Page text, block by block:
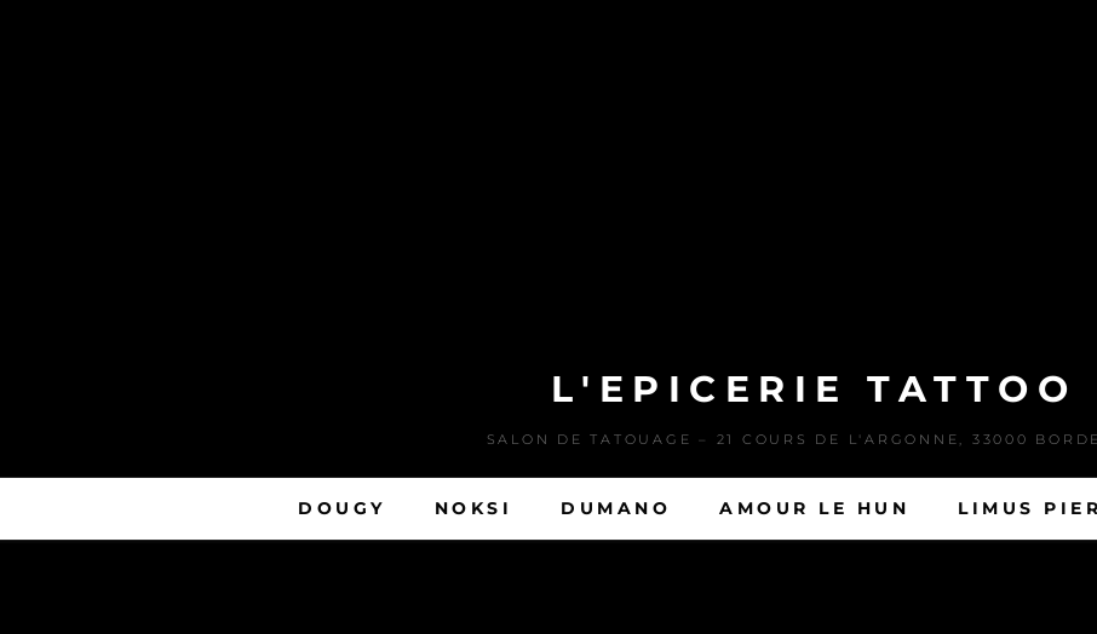
L'EPICERIE TATTOO
SALON DE TATOUAGE – 21 COURS DE L'ARGONNE, 33000
DOUGY NOKSI DUMANO AMOUR LE HUN LIMUS